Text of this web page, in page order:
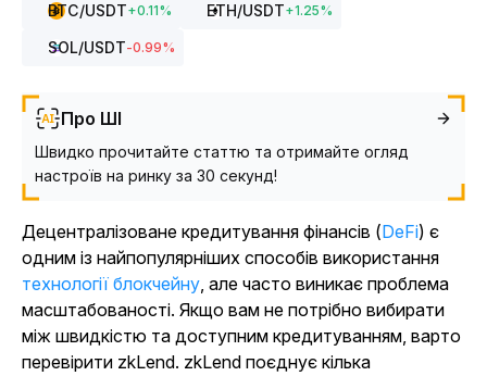
BTC/USDT+0.11% ETH/USDT+1.25%
SOL/USDT-0.99%
Про ШІ
Швидко прочитайте статтю та отримайте огляд
настроїв на ринку за 30 секунд!
Децентралізоване кредитування фінансів (DeFi) є
одним із найпопулярніших способів використання
технології блокчейну, але часто виникає проблема
масштабованості. Якщо вам не потрібно вибирати
між швидкістю та доступним кредитуванням, варто
перевірити zkLend. zkLend поєднує кілька